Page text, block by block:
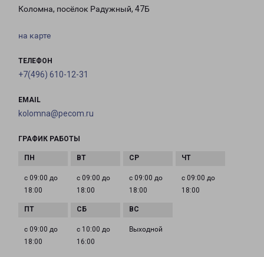
Коломна, посёлок Радужный, 47Б
на карте
ТЕЛЕФОН
+7(496) 610-12-31
EMAIL
kolomna@pecom.ru
ГРАФИК РАБОТЫ
с 09:00 до
18:00
с 09:00 до
18:00
с 09:00 до
18:00
с 09:00 до
18:00
с 09:00 до
18:00
с 10:00 до
16:00
Выходной